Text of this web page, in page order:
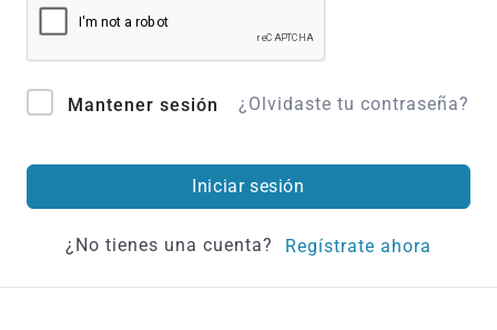
Mantener sesión ¿Olvidaste tu contraseña?
Iniciar sesión
¿No tienes una cuenta? Regístrate ahora